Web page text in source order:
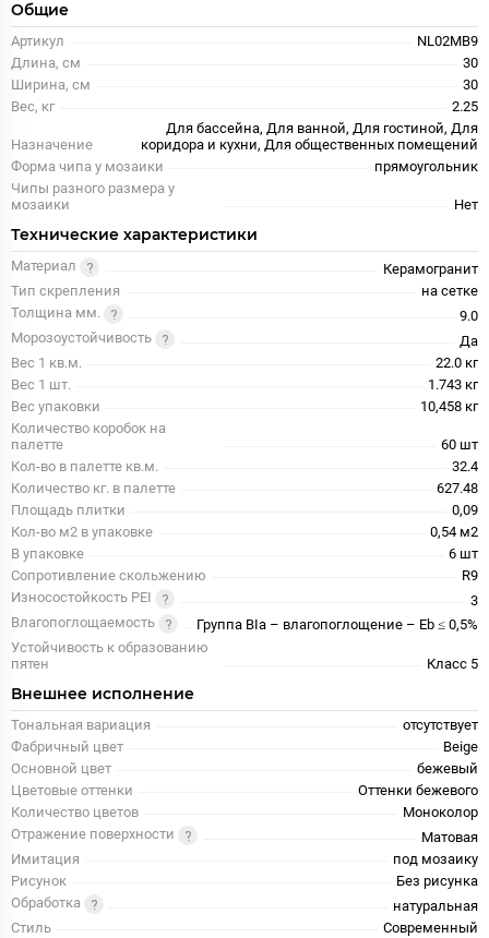
Общие
Артикул
NL02MB9
Длина, см
30
Ширина, см
30
Вес, кг
2.25
Назначение
Для бассейна, Для ванной, Для гостиной, Для
коридора и кухни, Для общественных помещений
Форма чипа у мозаики
прямоугольник
Чипы разного размера у
мозаики
Нет
Технические характеристики
Материал
Керамогранит
Тип скрепления
на сетке
Толщина мм.
9.0
Морозоустойчивость
Да
Вес 1 кв.м.
22.0 кг
Вес 1 шт.
1.743 кг
Вес упаковки
10,458 кг
Количество коробок на
палетте
60 шт
Кол-во в палетте кв.м.
32.4
Количество кг. в палетте
627.48
Площадь плитки
0,09
Кол-во м2 в упаковке
0,54 м2
В упаковке
6 шт
Сопротивление скольжению
R9
Износостойкость PEI
3
Влагопоглощаемость
Группа BIa – влагопоглощение – Eb ≤ 0,5%
Устойчивость к образованию
пятен
Класс 5
Внешнее исполнение
Тональная вариация
отсутствует
Фабричный цвет
Beige
Основной цвет
бежевый
Цветовые оттенки
Оттенки бежевого
Количество цветов
Моноколор
Отражение поверхности
Матовая
Имитация
под мозаику
Рисунок
Без рисунка
Обработка
натуральная
Стиль
Современный